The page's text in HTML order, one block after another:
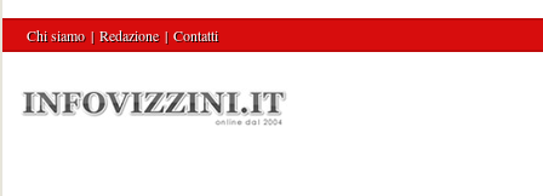
Chi siamo | Redazione | Contatti